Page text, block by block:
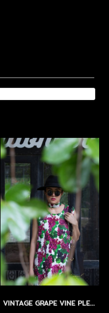
VINTAGE GRAPE VINE PLEATED DRESS by WLS LIMITED EDITION - SIZEM